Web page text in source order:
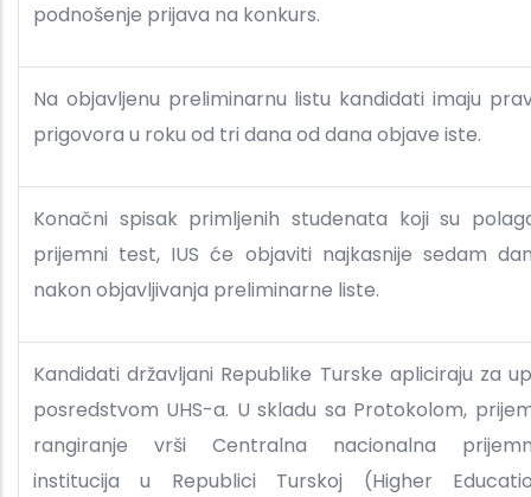
podnošenje prijava na konkurs.
Na objavljenu preliminarnu listu kandidati imaju
prigovora u roku od tri dana od dana objave iste.
Konačni spisak primljenih studenata koji su
prijemni test, IUS će objaviti najkasnije sedam
nakon objavljivanja preliminarne liste.
Kandidati državljani Republike Turske apliciraju za
posredstvom UHS-a. U skladu sa Protokolom,
rangiranje vrši Centralna nacionalna
institucija u Republici Turskoj (Higher